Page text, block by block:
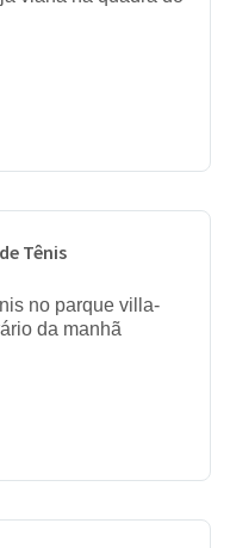
Tênis
no parque villa-
da manhã